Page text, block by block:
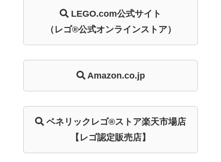
LEGO.com公式サイト
（レゴ®公式オンラインストア）
Amazon.co.jp
ベネリック レゴ®ストア楽天市場店
【レゴ認定販売店】